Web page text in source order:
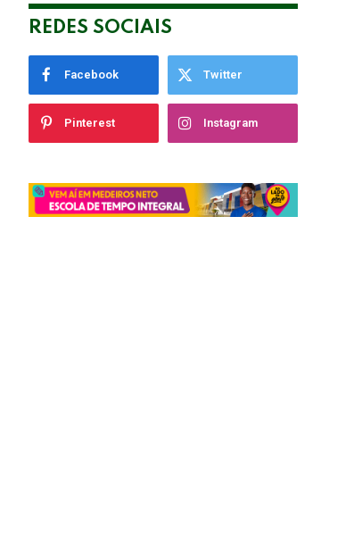
REDES SOCIAIS
Facebook Twitter
Pinterest Instagram